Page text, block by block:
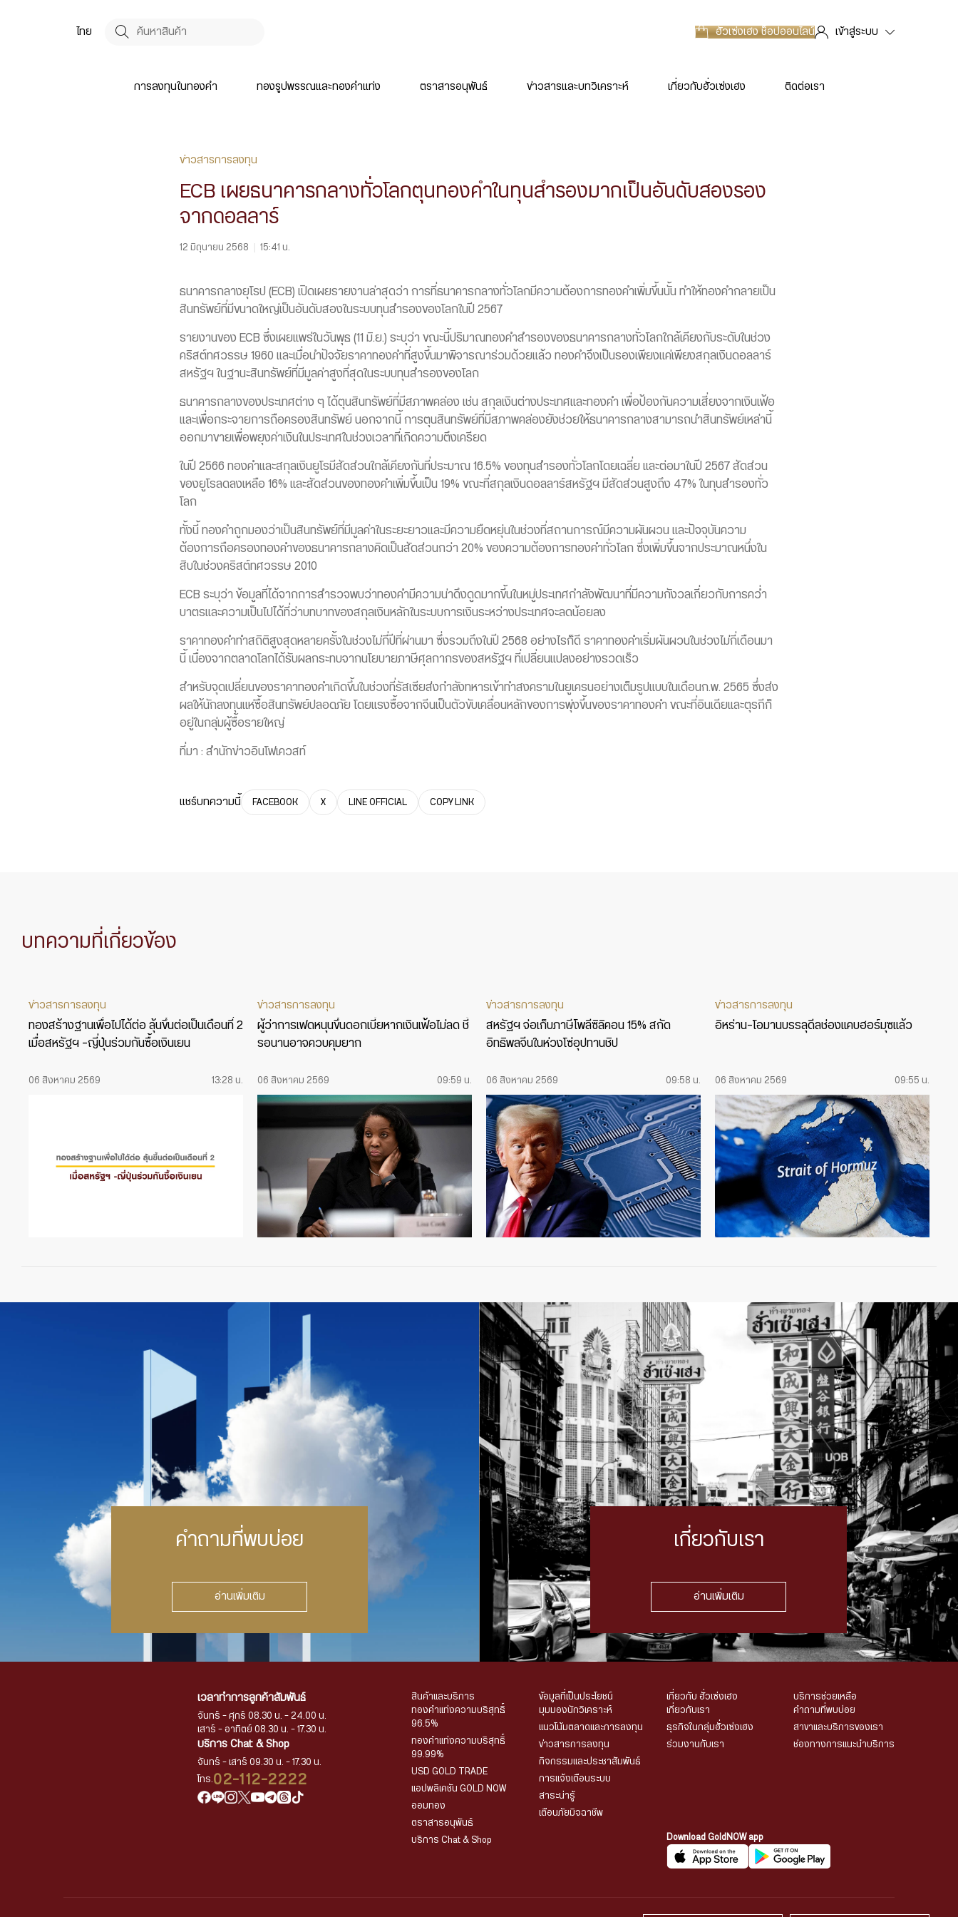
ไทย ฮั่วเซ่งเฮงช็อปออนไลน์ เข้าสู่ระบบ
การลงทุนในทองคำ ทองรูปพรรณและทองคำแท่ง ตราสารอนุพันธ์ ข่าวสารและบทวิเคราะห์ เกี่ยวกับฮั่วเซ่งเฮง ติดต่อเรา
ข่าวสารการลงทุน
ECB เผยธนาคารกลางทั่วโลกตุนทองคำในทุนสำรองมากเป็นอันดับสองรอง
จากดอลลาร์
12 มิถุนายน 2568 15:41 น.
ธนาคารกลางยุโรป (ECB) เปิดเผยรายงานล่าสุดว่า การที่ธนาคารกลางทั่วโลกมีความต้องการทองคำเพิ่มขึ้นนั้น ทำให้ทองคำกลายเป็น
สินทรัพย์ที่มีขนาดใหญ่เป็นอันดับสองในระบบทุนสำรองของโลกในปี 2567
รายงานของ ECB ซึ่งเผยแพร่ในวันพุธ (11 มิ.ย.) ระบุว่า ขณะนี้ปริมาณทองคำสำรองของธนาคารกลางทั่วโลกใกล้เคียงกับระดับในช่วง
คริสต์ทศวรรษ 1960 และเมื่อนำปัจจัยราคาทองคำที่สูงขึ้นมาพิจารณาร่วมด้วยแล้ว ทองคำจึงเป็นรองเพียงแค่เพียงสกุลเงินดอลลาร์
สหรัฐฯ ในฐานะสินทรัพย์ที่มีมูลค่าสูงที่สุดในระบบทุนสำรองของโลก
ธนาคารกลางของประเทศต่าง ๆ ได้ตุนสินทรัพย์ที่มีสภาพคล่อง เช่น สกุลเงินต่างประเทศและทองคำ เพื่อป้องกันความเสี่ยงจากเงินเฟ้อ
และเพื่อกระจายการถือครองสินทรัพย์ นอกจากนี้ การตุนสินทรัพย์ที่มีสภาพคล่องยังช่วยให้ธนาคารกลางสามารถนำสินทรัพย์เหล่านี้
ออกมาขายเพื่อพยุงค่าเงินในประเทศในช่วงเวลาที่เกิดความตึงเครียด
ในปี 2566 ทองคำและสกุลเงินยูโรมีสัดส่วนใกล้เคียงกันที่ประมาณ 16.5% ของทุนสำรองทั่วโลกโดยเฉลี่ย และต่อมาในปี 2567 สัดส่วน
ของยูโรลดลงเหลือ 16% และสัดส่วนของทองคำเพิ่มขึ้นเป็น 19% ขณะที่สกุลเงินดอลลาร์สหรัฐฯ มีสัดส่วนสูงถึง 47% ในทุนสำรองทั่ว
โลก
ทั้งนี้ ทองคำถูกมองว่าเป็นสินทรัพย์ที่มีมูลค่าในระยะยาวและมีความยืดหยุ่นในช่วงที่สถานการณ์มีความผันผวน และปัจจุบันความ
ต้องการถือครองทองคำของธนาคารกลางคิดเป็นสัดส่วนกว่า 20% ของความต้องการทองคำทั่วโลก ซึ่งเพิ่มขึ้นจากประมาณหนึ่งใน
สิบในช่วงคริสต์ทศวรรษ 2010
ECB ระบุว่า ข้อมูลที่ได้จากการสำรวจพบว่าทองคำมีความน่าดึงดูดมากขึ้นในหมู่ประเทศกำลังพัฒนาที่มีความกังวลเกี่ยวกับการคว่ำ
บาตรและความเป็นไปได้ที่ว่าบทบาทของสกุลเงินหลักในระบบการเงินระหว่างประเทศจะลดน้อยลง
ราคาทองคำทำสถิติสูงสุดหลายครั้งในช่วงไม่กี่ปีที่ผ่านมา ซึ่งรวมถึงในปี 2568 อย่างไรก็ดี ราคาทองคำเริ่มผันผวนในช่วงไม่กี่เดือนมา
นี้ เนื่องจากตลาดโลกได้รับผลกระทบจากนโยบายภาษีศุลกากรของสหรัฐฯ ที่เปลี่ยนแปลงอย่างรวดเร็ว
สำหรับจุดเปลี่ยนของราคาทองคำเกิดขึ้นในช่วงที่รัสเซียส่งกำลังทหารเข้าทำสงครามในยูเครนอย่างเต็มรูปแบบในเดือนก.พ. 2565 ซึ่งส่ง
ผลให้นักลงทุนแห่ซื้อสินทรัพย์ปลอดภัย โดยแรงซื้อจากจีนเป็นตัวขับเคลื่อนหลักของการพุ่งขึ้นของราคาทองคำ ขณะที่อินเดียและตุรกีก็
อยู่ในกลุ่มผู้ซื้อรายใหญ่
ที่มา : สำนักข่าวอินโฟเควสท์
แชร์บทความนี้ FACEBOOK X LINE OFFICIAL COPY LINK
บทความที่เกี่ยวข้อง
ข่าวสารการลงทุน
ทองสร้างฐานเพื่อไปได้ต่อ ลุ้นขึ้นต่อเป็นเดือนที่ 2
เมื่อสหรัฐฯ -ญี่ปุ่นร่วมกันซื้อเงินเยน
06 สิงหาคม 2569 13:28 น.
ข่าวสารการลงทุน
ผู้ว่าการเฟดหนุนขึ้นดอกเบี้ยหากเงินเฟ้อไม่ลด ชี้
รอนานอาจควบคุมยาก
06 สิงหาคม 2569 09:59 น.
ข่าวสารการลงทุน
สหรัฐฯ จ่อเก็บภาษีโพลีซิลิคอน 15% สกัด
อิทธิพลจีนในห่วงโซ่อุปทานชิป
06 สิงหาคม 2569 09:58 น.
ข่าวสารการลงทุน
อิหร่าน-โอมานบรรลุดีลช่องแคบฮอร์มุซแล้ว
06 สิงหาคม 2569 09:55 น.
คำถามที่พบบ่อย
อ่านเพิ่มเติม
เกี่ยวกับเรา
อ่านเพิ่มเติม
เวลาทำการลูกค้าสัมพันธ์
จันทร์ - ศุกร์ 08.30 น. - 24.00 น.
เสาร์ - อาทิตย์ 08.30 น. - 17.30 น.
บริการ Chat & Shop
จันทร์ - เสาร์ 09.30 น. - 17.30 น.
โทร.02-112-2222
สินค้าและบริการ
ทองคำแท่งความบริสุทธิ์
96.5%
ทองคำแท่งความบริสุทธิ์
99.99%
USD GOLD TRADE
แอปพลิเคชัน GOLD NOW
ออมทอง
ตราสารอนุพันธ์
บริการ Chat & Shop
ข้อมูลที่เป็นประโยชน์
มุมมองนักวิเคราะห์
แนวโน้มตลาดและการลงทุน
ข่าวสารการลงทุน
กิจกรรมและประชาสัมพันธ์
การแจ้งเตือนระบบ
สาระน่ารู้
เตือนภัยมิจฉาชีพ
เกี่ยวกับ ฮั่วเซ่งเฮง
เกี่ยวกับเรา
ธุรกิจในกลุ่มฮั่วเซ่งเฮง
ร่วมงานกับเรา
บริการช่วยเหลือ
คำถามที่พบบ่อย
สาขาและบริการของเรา
ช่องทางการแนะนำบริการ
Download GoldNOW app